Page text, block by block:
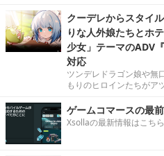
クーデレからスタイ
りな人外娘たちとホ
少女」テーマのADV
対応
ツンデレドラゴン娘や無
もりのヒロインたちがア
ゲームコマースの最
Xsollaの最新情報はこち